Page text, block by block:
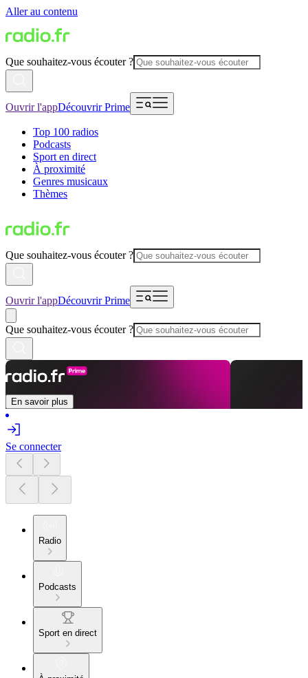
Aller au contenu
Que souhaitez-vous écouter ?
Ouvrir l'appDécouvrir Prime
Top 100 radios
Podcasts
Sport en direct
À proximité
Genres musicaux
Thèmes
Que souhaitez-vous écouter ?
Ouvrir l'appDécouvrir Prime
Que souhaitez-vous écouter ?
En savoir plus
Se connecter
Radio
Podcasts
Sport en direct